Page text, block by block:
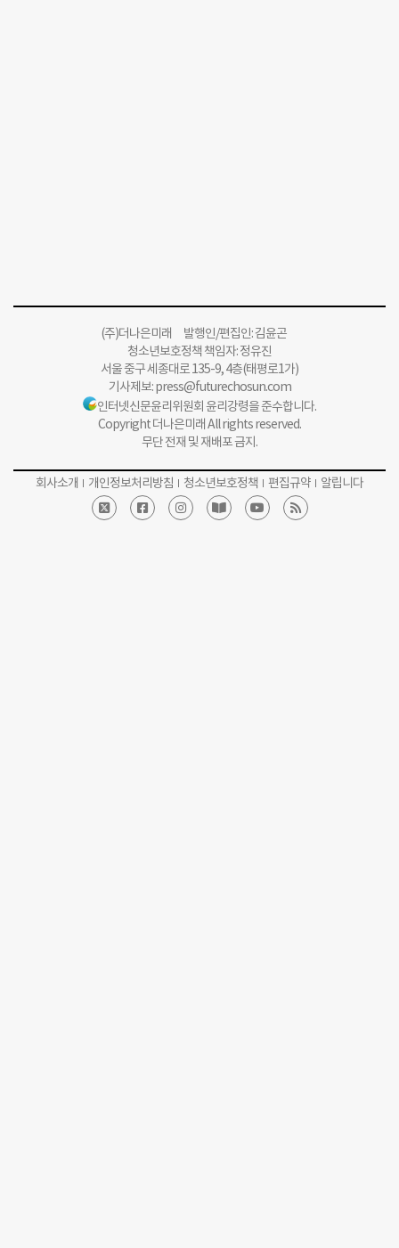
(주)더나은미래 발행인/편집인: 김윤곤
청소년보호정책 책임자: 정유진
서울 중구 세종대로 135-9, 4층(태평로1가)
기사제보:press@futurechosun.com
인터넷신문윤리위원회 윤리강령을 준수합니다.
Copyright 더나은미래 All rights reserved.
무단 전재 및 재배포 금지.
회사소개 개인정보처리방침 청소년보호정책 편집규약 알립니다